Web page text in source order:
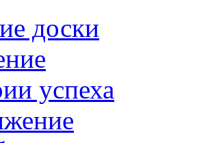
доски
успеха